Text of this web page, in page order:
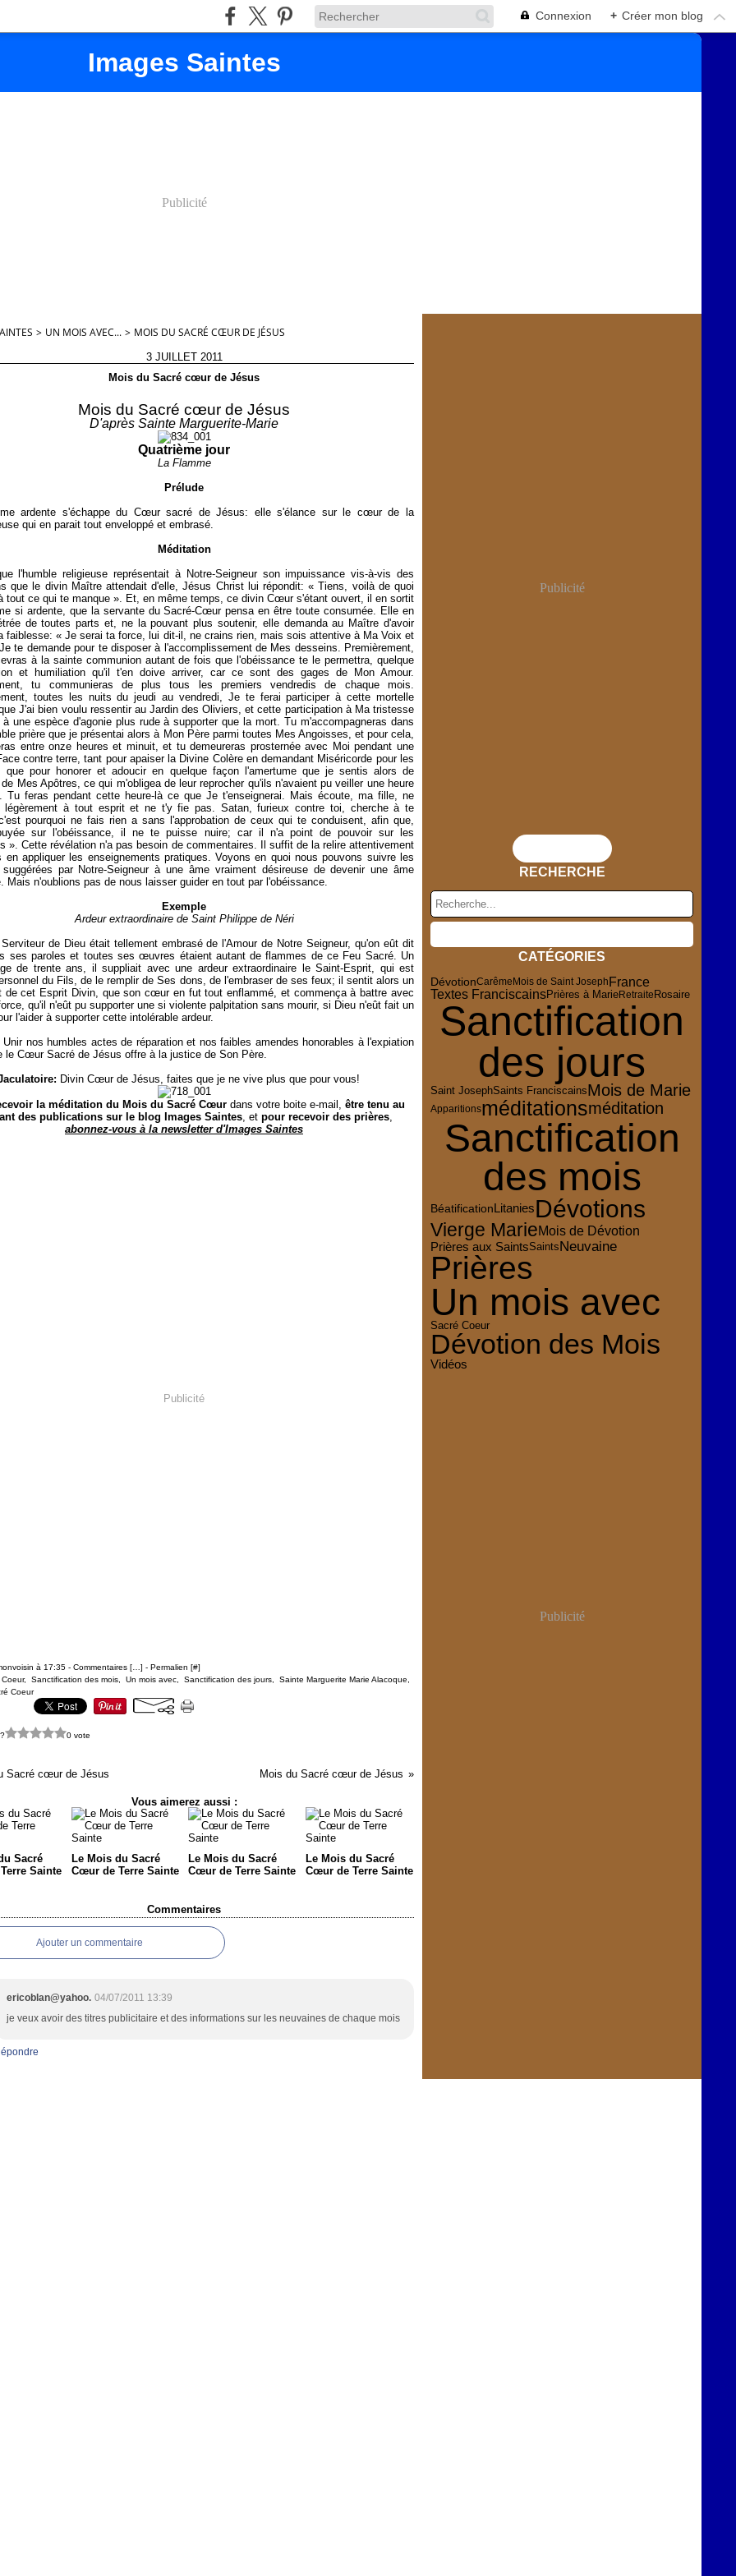
Connexion + Créer mon blog
Images Saintes
Publicité
> UN MOIS AVEC... > MOIS DU SACRÉ CŒUR DE JÉSUS
3 JUILLET 2011
Mois du Sacré cœur de Jésus
Mois du Sacré cœur de Jésus
D'après Sainte Marguerite-Marie
Quatrième jour
La Flamme
Prélude
ardente s'échappe du Cœur sacré de Jésus: elle s'élance sur le cœur de la
qui en parait tout enveloppé et embrasé.
Méditation
l'humble religieuse représentait à Notre-Seigneur son impuissance vis-à-vis des
que le divin Maître attendait d'elle, Jésus Christ lui répondit: « Tiens, voilà de quoi
tout ce qui te manque ». Et, en même temps, ce divin Cœur s'étant ouvert, il en sortit
si ardente, que la servante du Sacré-Cœur pensa en être toute consumée. Elle en
de toutes parts et, ne la pouvant plus soutenir, elle demanda au Maître d'avoir
faiblesse: « Je serai ta force, lui dit-il, ne crains rien, mais sois attentive à Ma Voix et
te demande pour te disposer à l'accomplissement de Mes desseins. Premièrement,
à la sainte communion autant de fois que l'obéissance te le permettra, quelque
et humiliation qu'il t'en doive arriver, car ce sont des gages de Mon Amour.
tu communieras de plus tous les premiers vendredis de chaque mois.
toutes les nuits du jeudi au vendredi, Je te ferai participer à cette mortelle
J'ai bien voulu ressentir au Jardin des Oliviers, et cette participation à Ma tristesse
à une espèce d'agonie plus rude à supporter que la mort. Tu m'accompagneras dans
prière que je présentai alors à Mon Père parmi toutes Mes Angoisses, et pour cela,
entre onze heures et minuit, et tu demeureras prosternée avec Moi pendant une
contre terre, tant pour apaiser la Divine Colère en demandant Miséricorde pour les
que pour honorer et adoucir en quelque façon l'amertume que je sentis alors de
de Mes Apôtres, ce qui m'obligea de leur reprocher qu'ils n'avaient pu veiller une heure
Tu feras pendant cette heure-là ce que Je t'enseignerai. Mais écoute, ma fille, ne
légèrement à tout esprit et ne t'y fie pas. Satan, furieux contre toi, cherche à te
pourquoi ne fais rien a sans l'approbation de ceux qui te conduisent, afin que,
sur l'obéissance, il ne te puisse nuire; car il n'a point de pouvoir sur les
». Cette révélation n'a pas besoin de commentaires. Il suffit de la relire attentivement
en appliquer les enseignements pratiques. Voyons en quoi nous pouvons suivre les
suggérées par Notre-Seigneur à une âme vraiment désireuse de devenir une âme
Mais n'oublions pas de nous laisser guider en tout par l'obéissance.
Exemple
Ardeur extraordinaire de Saint Philippe de Néri
de Dieu était tellement embrasé de l'Amour de Notre Seigneur, qu'on eût dit
ses paroles et toutes ses œuvres étaient autant de flammes de ce Feu Sacré. Un
de trente ans, il suppliait avec une ardeur extraordinaire le Saint-Esprit, qui est
du Fils, de le remplir de Ses dons, de l'embraser de ses feux; il sentit alors un
de cet Esprit Divin, que son cœur en fut tout enflammé, et commença à battre avec
qu'il n'eût pu supporter une si violente palpitation sans mourir, si Dieu n'eût fait un
l'aider à supporter cette intolérable ardeur.
Unir nos humbles actes de réparation et nos faibles amendes honorables à l'expiation
le Cœur Sacré de Jésus offre à la justice de Son Père.
Divin Cœur de Jésus, faites que je ne vive plus que pour vous!
la méditation du Mois du Sacré Cœurdans votre boite e-mail, être tenu au
des publications sur le blog Images Saintes, et pour recevoir des prières,
abonnez-vous à la newsletter d'Images Saintes
Publicité
à 17:35 - Commentaires [ ] - Permalien [#]
, Sanctification des mois Un mois avec Sanctification des jours Sainte Marguerite Marie Alacoque
Coeur
0 vote
Sacré cœur de Jésus Mois du Sacré cœur de Jésus
Vous aimerez aussi :
Sacré
Sainte
Le Mois du Sacré
Cœur de Terre Sainte
Le Mois du Sacré
Cœur de Terre Sainte
Le Mois du Sacré
Cœur de Terre Sainte
Commentaires
Ajouter un commentaire
ericoblan@yahoo. 04/07/2011 13:39
je veux avoir des titres publicitaire et des informations sur les neuvaines de chaque mois
Publicité
RECHERCHE
CATÉGORIES
DévotionCarême Mois de Saint JosephFrance
Textes FranciscainsPrières à MarieRetraiteRosaire
Sanctification
des jours
Saint JosephSaints FranciscainsMois de Marie
Apparitionsméditationsméditation
Sanctification
des mois
Béatification LitaniesDévotions
Vierge MarieMois de Dévotion
Prières aux SaintsSaintsNeuvaine
Prières
Un mois avec
Sacré Coeur
Dévotion des Mois
Vidéos
Publicité